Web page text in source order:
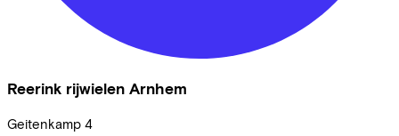
Reerink rijwielen Arnhem
Geitenkamp 4